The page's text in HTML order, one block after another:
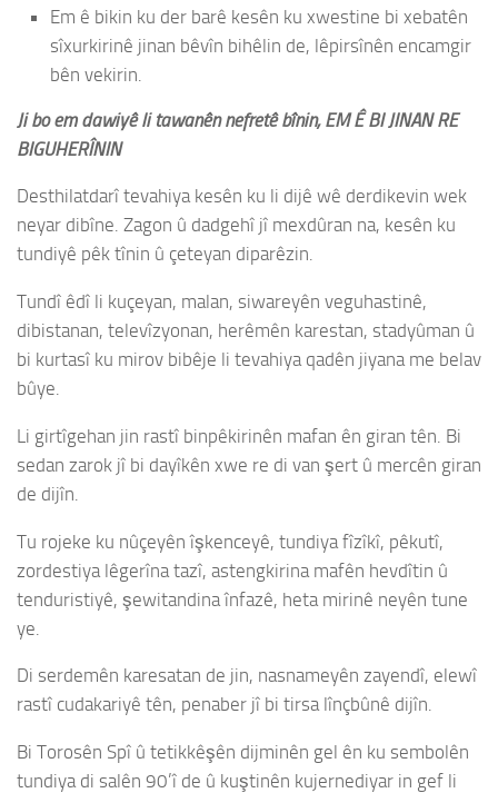
Em ê bikin ku der barê kesên ku xwestine bi xebatên
sîxurkirinê jinan bêvîn bihêlin de, lêpirsînên encamgir
bên vekirin.
Ji bo em dawiyê li tawanên nefretê bînin, EM Ê BI JINAN RE
BIGUHERÎNIN
Desthilatdarî tevahiya kesên ku li dijê wê derdikevin wek
neyar dibîne. Zagon û dadgehî jî mexdûran na, kesên ku
tundiyê pêk tînin û çeteyan diparêzin.
Tundî êdî li kuçeyan, malan, siwareyên veguhastinê,
dibistanan, televîzyonan, herêmên karestan, stadyûman û
bi kurtasî ku mirov bibêje li tevahiya qadên jiyana me belav
bûye.
Li girtîgehan jin rastî binpêkirinên mafan ên giran tên. Bi
sedan zarok jî bi dayîkên xwe re di van şert û mercên giran
de dijîn.
Tu rojeke ku nûçeyên îşkenceyê, tundiya fîzîkî, pêkutî,
zordestiya lêgerîna tazî, astengkirina mafên hevdîtin û
tenduristiyê, şewitandina înfazê, heta mirinê neyên tune
ye.
Di serdemên karesatan de jin, nasnameyên zayendî, elewî
rastî cudakariyê tên, penaber jî bi tirsa lînçbûnê dijîn.
Bi Torosên Spî û tetikkêşên dijminên gel ên ku sembolên
tundiya di salên 90’î de û kuştinên kujernediyar in gef li